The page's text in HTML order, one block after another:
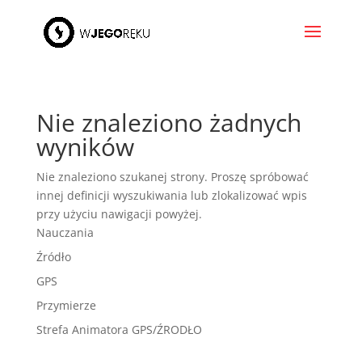
Nie znaleziono żadnych
wyników
Nie znaleziono szukanej strony. Proszę spróbować
innej definicji wyszukiwania lub zlokalizować wpis
przy użyciu nawigacji powyżej.
Nauczania
Źródło
GPS
Przymierze
Strefa Animatora GPS/ŹRODŁO